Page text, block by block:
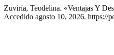
Zuviría, Teodelina. «Ventajas Y
Accedido agosto 10, 2026. https://